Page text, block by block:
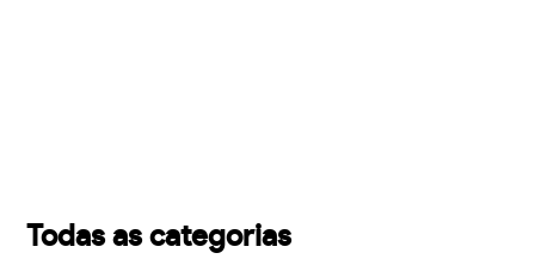
Todas as categorias